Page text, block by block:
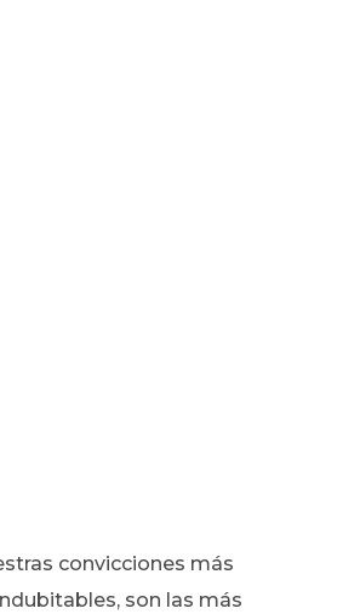
convicciones más
son las más